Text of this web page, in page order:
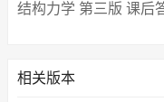
结构力学 第三版 课后
相关版本